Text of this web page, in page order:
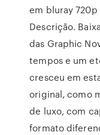
em bluray
Descrição.
das Graphic
tempos e um
cresceu em
original, como
de luxo, com
formato